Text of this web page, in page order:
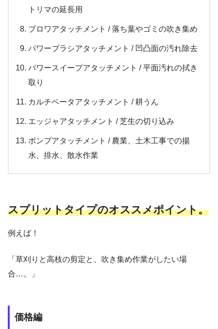
トリマの延長用
ブロワアタッチメント / 落ち葉やゴミの吹き集め
パワーブラシアタッチメント / 凹凸面の汚れ除去
パワースイープアタッチメント / 平面汚れの拭き
取り
カルチベータアタッチメント / 耕うん
エッジャアタッチメント / 芝生の切り込み
ポンプアタッチメント / 農業、土木工事での揚
水、排水、散水作業
スプリットタイプのオススメポイント。
例えば！
「草刈りと高枝の剪定と、吹き集め作業がしたい場
合…。」
価格編